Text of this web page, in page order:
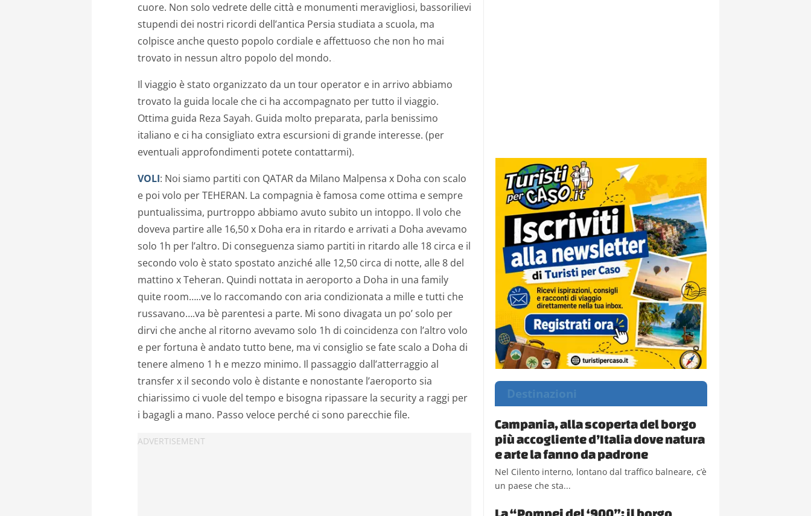
cuore. Non solo vedrete delle città e monumenti meravigliosi, bassorilievi
stupendi dei nostri ricordi dell’antica Persia studiata a scuola, ma
colpisce anche questo popolo cordiale e affettuoso che non ho mai
trovato in nessun altro popolo del mondo.
Il viaggio è stato organizzato da un tour operator e in arrivo abbiamo
trovato la guida locale che ci ha accompagnato per tutto il viaggio.
Ottima guida Reza Sayah. Guida molto preparata, parla benissimo
italiano e ci ha consigliato extra escursioni di grande interesse. (per
eventuali approfondimenti potete contattarmi).
VOLI: Noi siamo partiti con QATAR da Milano Malpensa x Doha con scalo
e poi volo per TEHERAN. La compagnia è famosa come ottima e sempre
puntualissima, purtroppo abbiamo avuto subito un intoppo. Il volo che
doveva partire alle 16,50 x Doha era in ritardo e arrivati a Doha avevamo
solo 1h per l’altro. Di conseguenza siamo partiti in ritardo alle 18 circa e il
secondo volo è stato spostato anziché alle 12,50 circa di notte, alle 8 del
mattino x Teheran. Quindi nottata in aeroporto a Doha in una family
quite room…..ve lo raccomando con aria condizionata a mille e tutti che
russavano….va bè parentesi a parte. Mi sono divagata un po’ solo per
dirvi che anche al ritorno avevamo solo 1h di coincidenza con l’altro volo
e per fortuna è andato tutto bene, ma vi consiglio se fate scalo a Doha di
tenere almeno 1 h e mezzo minimo. Il passaggio dall’atterraggio al
transfer x il secondo volo è distante e nonostante l’aeroporto sia
chiarissimo ci vuole del tempo e bisogna ripassare la security a raggi per
i bagagli a mano. Passo veloce perché ci sono parecchie file.
Destinazioni
Campania, alla scoperta del borgo
più accogliente d’Italia dove natura
e arte la fanno da padrone
Nel Cilento interno, lontano dal traffico balneare, c’è
un paese che sta...
La “Pompei del ‘900”: il borgo